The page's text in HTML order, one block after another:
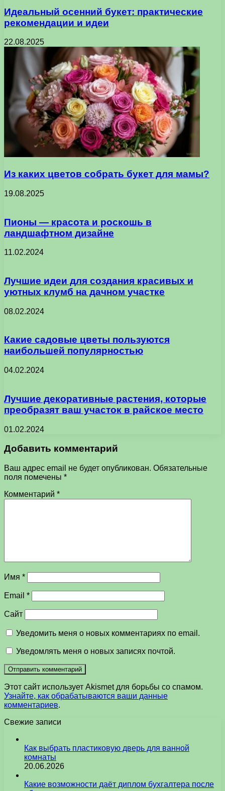
Идеальный осенний букет: практические
рекомендации и идеи
22.08.2025
Из каких цветов собрать букет для мамы?
19.08.2025
Пионы — красота и роскошь в
ландшафтном дизайне
11.02.2024
Лучшие идеи для создания красивых и
уютных клумб на дачном участке
08.02.2024
Какие садовые цветы пользуются
наибольшей популярностью
04.02.2024
Лучшие декоративные растения, которые
преобразят ваш участок в райское место
01.02.2024
Добавить комментарий
Ваш адрес email не будет опубликован. Обязательные
поля помечены *
Комментарий *
Имя *
Email *
Сайт
Уведомить меня о новых комментариях по email.
Уведомлять меня о новых записях почтой.
Этот сайт использует Akismet для борьбы со спамом.
Узнайте, как обрабатываются ваши данные
комментариев.
Свежие записи
Как выбрать пластиковую дверь для ванной
комнаты
20.06.2026
Какие возможности даёт диплом бухгалтера после